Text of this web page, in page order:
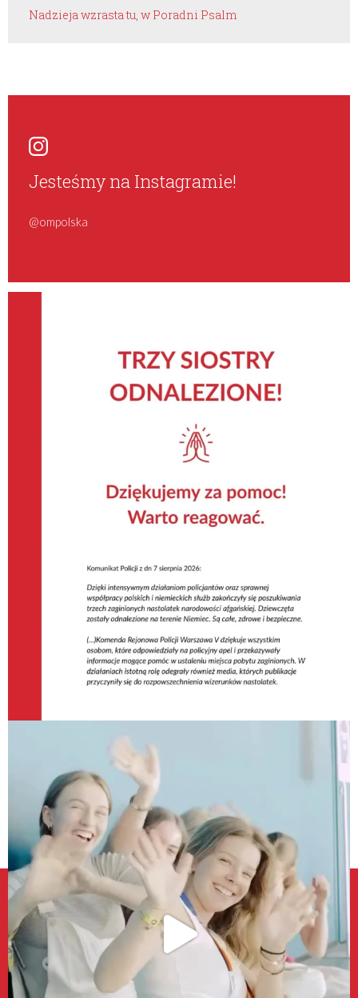
Nadzieja wzrasta tu, w Poradni Psalm
Jesteśmy na Instagramie!
@ompolska